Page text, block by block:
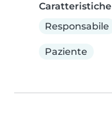
Caratteristiche
Responsabile
Paziente